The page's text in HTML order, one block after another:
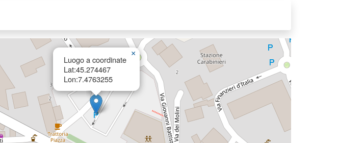
Luogo a coordinate
Lat:45.274467
Lon:7.4763255
×